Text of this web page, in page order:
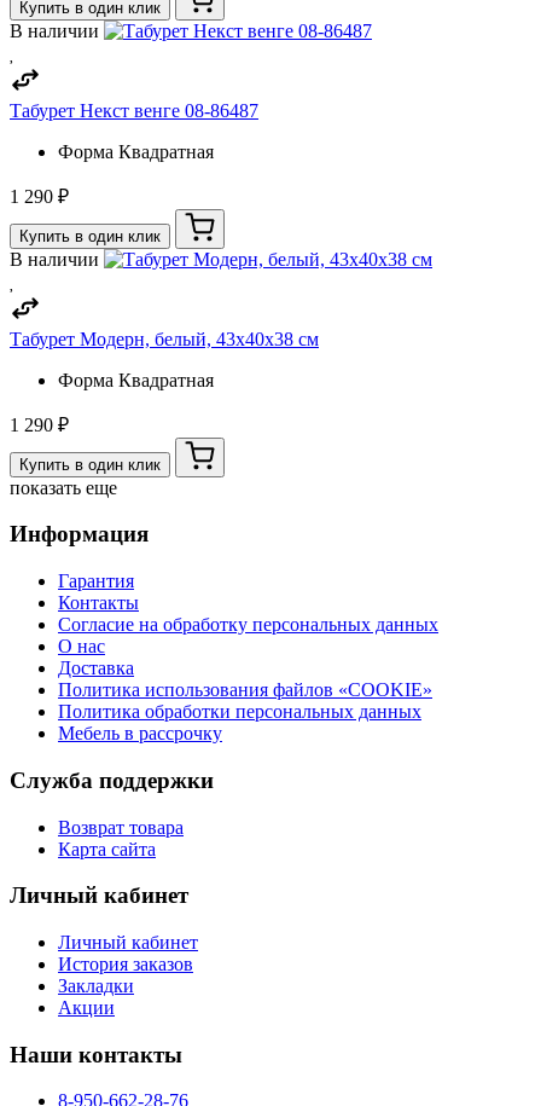
Купить в один клик
В наличии
Табурет Некст венге 08-86487
Форма Квадратная
1 290 ₽
Купить в один клик
В наличии
Табурет Модерн, белый, 43х40х38 см
Форма Квадратная
1 290 ₽
Купить в один клик
показать еще
Информация
Гарантия
Контакты
Согласие на обработку персональных данных
О нас
Доставка
Политика использования файлов «COOKIE»
Политика обработки персональных данных
Мебель в рассрочку
Служба поддержки
Возврат товара
Карта сайта
Личный кабинет
Личный кабинет
История заказов
Закладки
Акции
Наши контакты
8-950-662-28-76